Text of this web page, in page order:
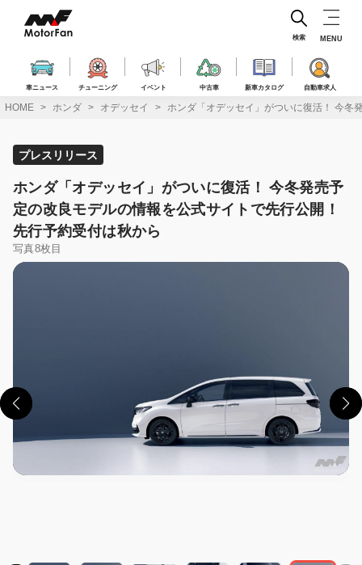
ス
車ニュース チューニング イベント 中古車 新車カタログ 自動車求人
検索 MENU
HOME ホンダ オデッセイ ホンダ「オデッセイ」がついに復活！ 今冬
プレスリリース
ホンダ「オデッセイ」がついに復活！ 今冬発売予
定の改良モデルの情報を公式サイトで先行公開！
先行予約受付は秋から
写真8枚目